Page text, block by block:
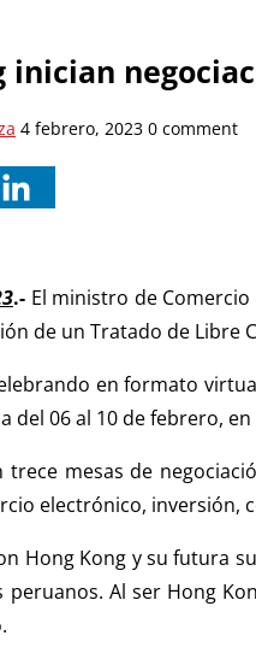
inician
4 febrero, 2023 0 comment
.-El ministro de Comercio
de un Tratado de Libre
en formato
del 06 al 10 de febrero, en
mesas de
electrónico,
Hong Kong y su
Al ser Hong